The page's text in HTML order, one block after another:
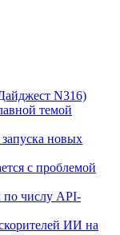
N316)
темой
новых
с проблемой
по числу API-
ИИ на